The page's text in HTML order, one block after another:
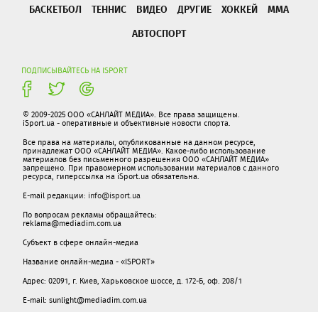
БАСКЕТБОЛ
ТЕННИС ВИДЕО ДРУГИЕ ХОККЕЙ
ММА
АВТОСПОРТ
ПОДПИСЫВАЙТЕСЬ НА ISPORT
© 2009-2025 ООО «САНЛАЙТ МЕДИА». Все права защищены.
iSport.ua - оперативные и объективные новости спорта.
Все права на материалы, опубликованные на данном ресурсе,
принадлежат ООО «САНЛАЙТ МЕДИА». Какое-либо использование
материалов без письменного разрешения ООО «САНЛАЙТ МЕДИА»
запрещено. При правомерном использовании материалов с данного
ресурса, гиперссылка на iSport.ua обязательна.
E-mail редакции: info@isport.ua
По вопросам рекламы обращайтесь:
reklama@mediadim.com.ua
Субъект в сфере онлайн-медиа
Название онлайн-медиа - «ISPORT»
Адрес: 02091, г. Киев, Харьковское шоссе, д. 172-Б, оф. 208/1
E-mail: sunlight@mediadim.com.ua